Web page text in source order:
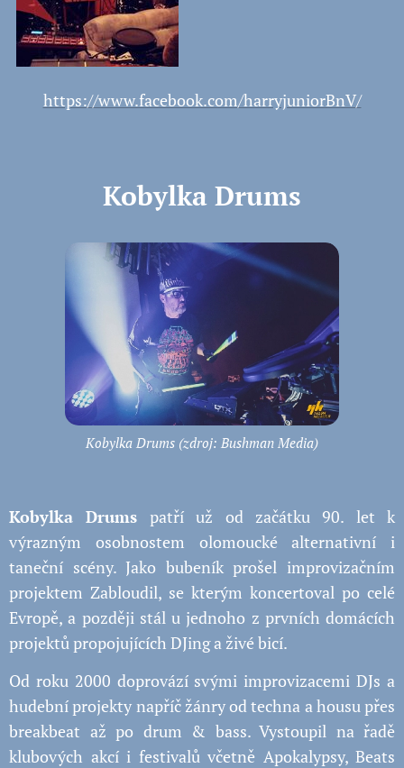
https://www.facebook.com/harryjuniorBnV/
Kobylka Drums
Kobylka Drums (zdroj: Bushman Media)
Kobylka Drums patří už od začátku 90. let k
výrazným osobnostem olomoucké alternativní i
taneční scény. Jako bubeník prošel improvizačním
projektem Zabloudil, se kterým koncertoval po celé
Evropě, a později stál u jednoho z prvních domácích
projektů propojujících DJing a živé bicí.
Od roku 2000 doprovází svými improvizacemi DJs a
hudební projekty napříč žánry od techna a housu přes
breakbeat až po drum & bass. Vystoupil na řadě
klubových akcí i festivalů včetně Apokalypsy, Beats